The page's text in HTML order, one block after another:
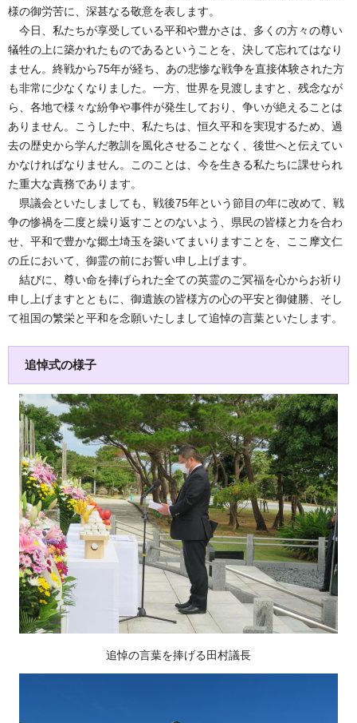
様の御労苦に、深甚なる敬意を表します。
今日、私たちが享受している平和や豊かさは、多くの方々の尊い
犠牲の上に築かれたものであるということを、決して忘れてはなり
ません。終戦から75年が経ち、あの悲惨な戦争を直接体験された方
も非常に少なくなりました。一方、世界を見渡しますと、残念なが
ら、各地で様々な紛争や事件が発生しており、争いが絶えることは
ありません。こうした中、私たちは、恒久平和を実現するため、過
去の歴史から学んだ教訓を風化させることなく、後世へと伝えてい
かなければなりません。このことは、今を生きる私たちに課せられ
た重大な責務であります。
県議会といたしましても、戦後75年という節目の年に改めて、戦
争の惨禍を二度と繰り返すことのないよう、県民の皆様と力を合わ
せ、平和で豊かな郷土埼玉を築いてまいりますことを、ここ摩文仁
の丘において、御霊の前にお誓い申し上げます。
結びに、尊い命を捧げられた全ての英霊のご冥福を心からお祈り
申し上げますとともに、御遺族の皆様方の心の平安と御健勝、そし
て祖国の繁栄と平和を念願いたしまして追悼の言葉といたします。
追悼式の様子
追悼の言葉を捧げる田村議長